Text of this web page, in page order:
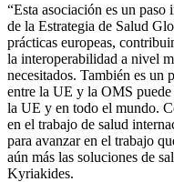
“Esta asociación es un
de la Estrategia de Salud
prácticas europeas,
la interoperabilidad a nivel
necesitados. También es un
entre la UE y la OMS
la UE y en todo el mundo.
en el trabajo de salud
para avanzar en el trabajo
aún más las soluciones de
Kyriakides.